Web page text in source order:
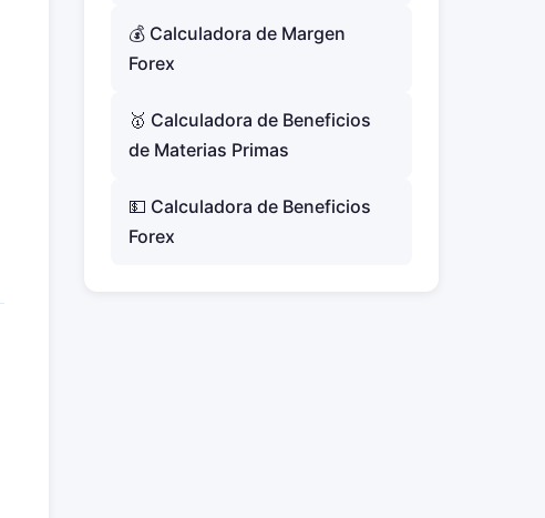
💰 Calculadora de Margen
Forex
🥇 Calculadora de Beneficios
de Materias Primas
💵 Calculadora de Beneficios
Forex